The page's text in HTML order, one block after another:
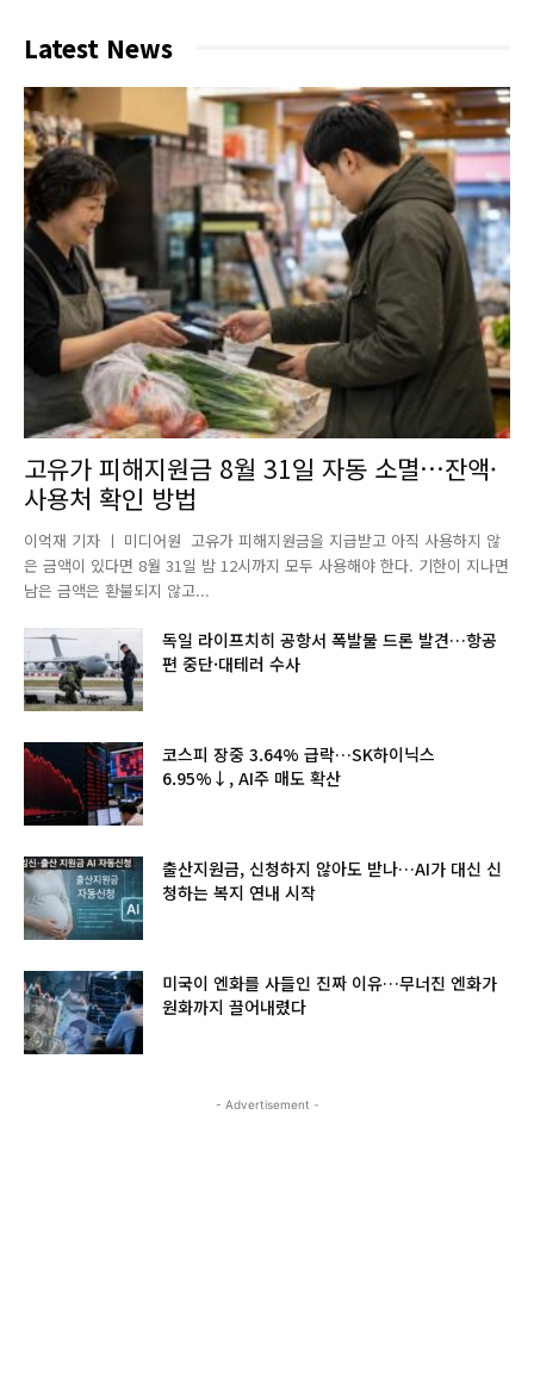
Latest News
고유가 피해지원금 8월 31일 자동 소멸…잔액·
사용처 확인 방법
이억재 기자 ㅣ 미디어원 고유가 피해지원금을 지급받고 아직 사용하지 않
은 금액이 있다면 8월 31일 밤 12시까지 모두 사용해야 한다. 기한이 지나면
남은 금액은 환불되지 않고...
독일 라이프치히 공항서 폭발물 드론 발견…항공
편 중단·대테러 수사
코스피 장중 3.64% 급락…SK하이닉스
6.95%↓, AI주 매도 확산
출산지원금, 신청하지 않아도 받나…AI가 대신 신
청하는 복지 연내 시작
미국이 엔화를 사들인 진짜 이유…무너진 엔화가
원화까지 끌어내렸다
- Advertisement -